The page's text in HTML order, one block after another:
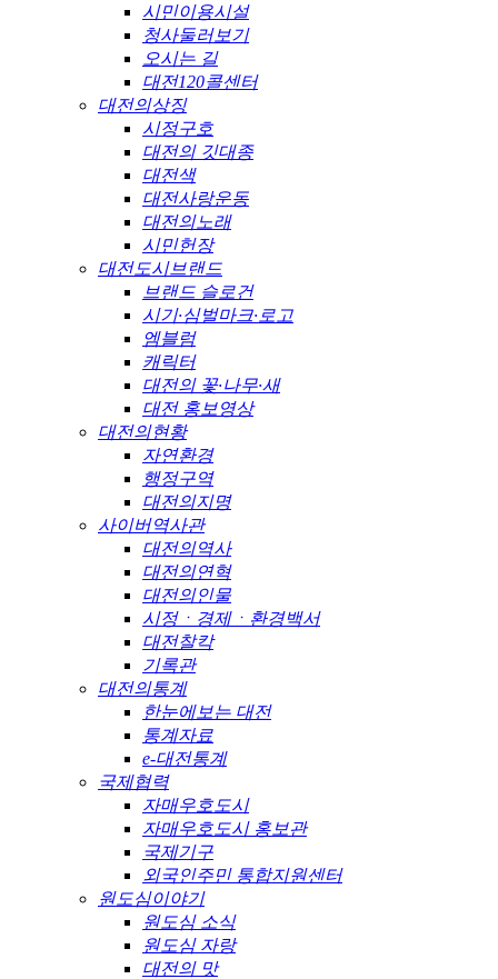
시민이용시설
청사둘러보기
오시는 길
대전120콜센터
대전의상징
시정구호
대전의 깃대종
대전색
대전사랑운동
대전의노래
시민헌장
대전도시브랜드
브랜드 슬로건
시기·심벌마크·로고
엠블럼
캐릭터
대전의 꽃·나무·새
대전 홍보영상
대전의현황
자연환경
행정구역
대전의지명
사이버역사관
대전의역사
대전의연혁
대전의인물
시정ㆍ경제ㆍ환경백서
대전찰칵
기록관
대전의통계
한눈에보는 대전
통계자료
e-대전통계
국제협력
자매우호도시
자매우호도시 홍보관
국제기구
외국인주민 통합지원센터
원도심이야기
원도심 소식
원도심 자랑
대전의 맛